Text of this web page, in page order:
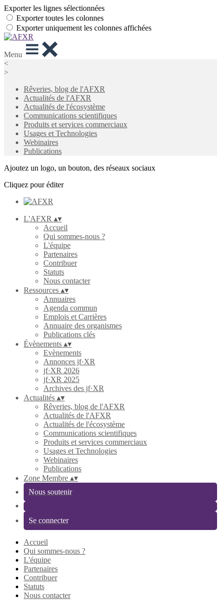
Exporter les lignes sélectionnées
Exporter toutes les colonnes
Exporter uniquement les colonnes affichées
Menu
<
>
Rêveries, blog de l'AFXR
Actualités de l'AFXR
Actualités de l'écosystème
Communications scientifiques
Produits et services commerciaux
Usages et Technologies
Webinaires
Publications
Ajoutez un logo, un bouton, des réseaux sociaux
Cliquez pour éditer
L'AFXR ▴▾
Accueil
Qui sommes-nous ?
L'équipe
Partenaires
Contribuer
Statuts
Nous contacter
Ressources ▴▾
Annuaires
Agenda commun
Emplois et Carrières
Annuaire des organismes
Publications clés
Évènements ▴▾
Evènements
Annonces jf·XR
jf·XR 2026
jf·XR 2025
Archives des jf·XR
Actualités ▴▾
Rêveries, blog de l'AFXR
Actualités de l'AFXR
Actualités de l'écosystème
Communications scientifiques
Produits et services commerciaux
Usages et Technologies
Webinaires
Publications
Zone Membre ▴▾
Nous soutenir
Se connecter
Accueil
Qui sommes-nous ?
L'équipe
Partenaires
Contribuer
Statuts
Nous contacter